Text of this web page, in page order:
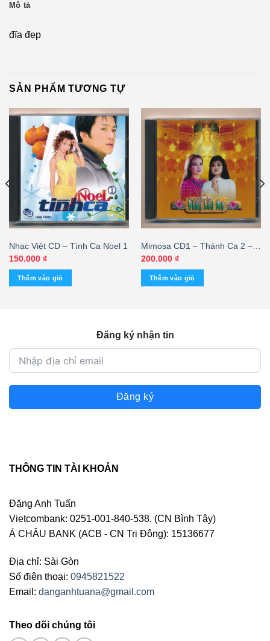
Mô tả
đĩa đẹp
SẢN PHẨM TƯƠNG TỰ
Nhạc Việt CD – Tình Ca Noel 1
150.000 ₫
Thêm vào giỏ
Mimosa CD1 – Thánh Ca 2 –
Dâng Lên Mẹ (Art xanh)
KGVHC
200.000 ₫
Thêm vào giỏ
Đăng ký nhận tin
Đăng ký
THÔNG TIN TÀI KHOẢN
Đặng Anh Tuấn
Vietcombank: 0251-001-840-538. (CN Bình Tây)
Á CHÂU BANK (ACB - CN Trị Đông): 15136677
Địa chỉ: Sài Gòn
Số điện thoại: 0945821522
Email: danganhtuana@gmail.com
Theo dõi chúng tôi